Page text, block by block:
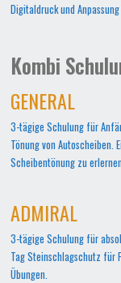
Digitaldruck und
Kombi
GENERAL
3-tägige Schulung für
Tönung von Autoscheiben.
Scheibentönung zu
ADMIRAL
3-tägige Schulung für
Tag Steinschlagschutz für
Übungen.